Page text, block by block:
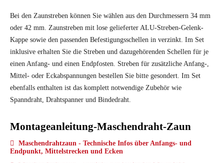
Bei den Zaunstreben können Sie wählen aus den Durchmessern 34 mm
oder 42 mm. Zaunstreben mit lose gelieferter ALU-Streben-Gelenk-
Kappe sowie den passenden Befestigungsschellen in verzinkt. Im Set
inklusive erhalten Sie die Streben und dazugehörenden Schellen für je
einen Anfang- und einen Endpfosten. Streben für zusätzliche Anfang-,
Mittel- oder Eckabspannungen bestellen Sie bitte gesondert. Im Set
ebenfalls enthalten ist das komplett notwendige Zubehör wie
Spanndraht, Drahtspanner und Bindedraht.
Montageanleitung-Maschendraht-Zaun
Maschendrahtzaun - Technische Infos über Anfangs- und
Endpunkt, Mittelstrecken und Ecken